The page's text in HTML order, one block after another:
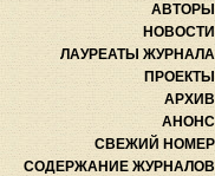
ЛАУРЕАТЫ
СВЕЖИЙ
СОДЕРЖАНИЕ